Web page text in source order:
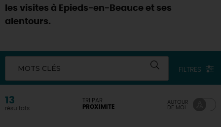
les visites à Epieds-en-Beauce et ses
alentours.
MOTS CLÉS FILTRES
13
résultats
TRI PAR
PROXIMITÉ
AUTOUR
DE MOI